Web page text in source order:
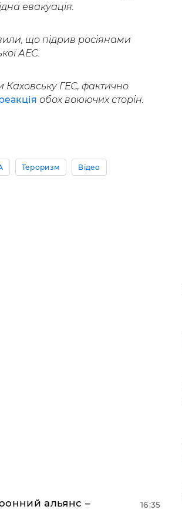
евакуація.
що підрив росіянами
АЕС.
Каховську ГЕС, фактично
обох воюючих сторін.
Тероризм Відео
альянс –
16:35